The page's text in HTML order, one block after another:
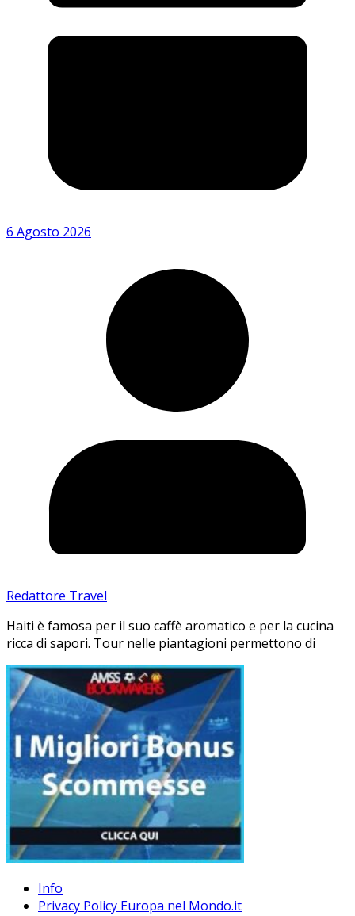
6 Agosto 2026
Redattore Travel
Haiti è famosa per il suo caffè aromatico e per la cucina
ricca di sapori. Tour nelle piantagioni permettono di
Info
Privacy Policy Europa nel Mondo.it